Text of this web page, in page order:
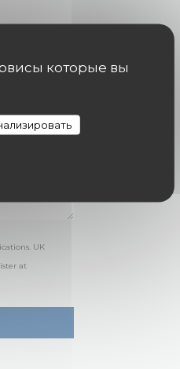
которые вы
UK
at